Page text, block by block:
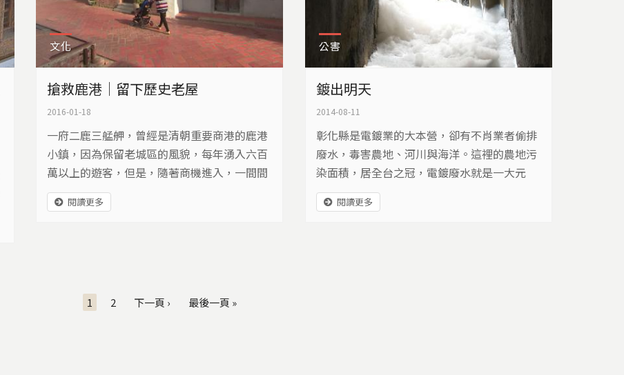
文化
搶救鹿港｜留下歷史老屋
2016-01-18
一府二鹿三艋舺，曾經是清朝重要商港的鹿港
小鎮，因為保留老城區的風貌，每年湧入六百
萬以上的遊客，但是，隨著商機進入，一間間
老房子，開始被拆除改建。當一間又一間百年
歷史的老屋消失，鹿港還是鹿港嗎？
閱讀更多
公害
鍍出明天
2014-08-11
彰化縣是電鍍業的大本營，卻有不肖業者偷排
廢水，毒害農地、河川與海洋。這裡的農地污
染面積，居全台之冠，電鍍廢水就是一大元
兇。當業者為了一己之私，犧牲農民的未來，
誰能點醒他們鍍向合法的明天…
閱讀更多
1 2 下一頁 › 最後一頁 »